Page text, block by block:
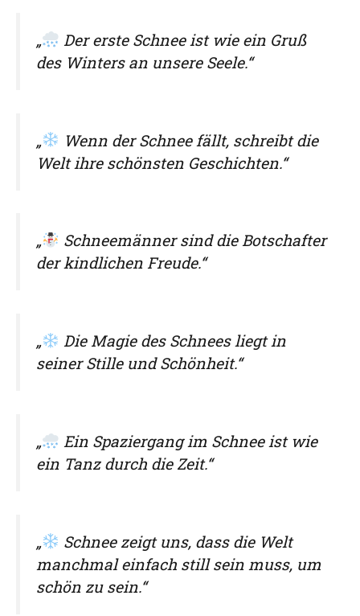
„
Der erste Schnee ist wie ein Gruß
des Winters an unsere Seele.“
„
Wenn der Schnee fällt, schreibt die
Welt ihre schönsten Geschichten.“
„
Schneemänner sind die Botschafter
der kindlichen Freude.“
„
Die Magie des Schnees liegt in
seiner Stille und Schönheit.“
„
Ein Spaziergang im Schnee ist wie
ein Tanz durch die Zeit.“
„
Schnee zeigt uns, dass die Welt
manchmal einfach still sein muss, um
schön zu sein.“